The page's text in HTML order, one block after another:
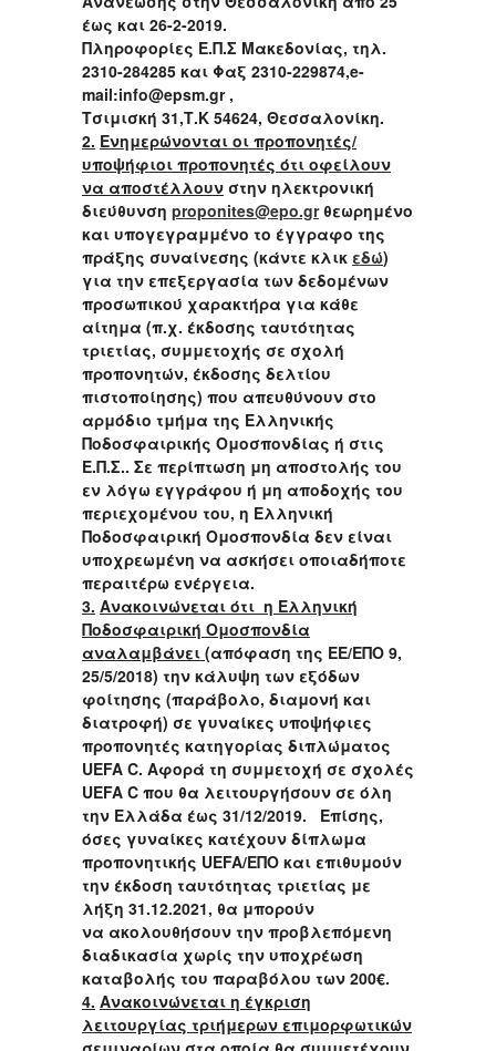
έως και 26-2-2019.
Πληροφορίες Ε.Π.Σ Μακεδονίας, τηλ.
2310-284285 και Φαξ 2310-229874,e-
mail:info@epsm.gr,
Τσιμισκή 31,Τ.Κ 54624, Θεσσαλονίκη.
2. Ενημερώνονται οι προπονητές/
υποψήφιοι προπονητές ότι οφείλουν
να αποστέλλουν στην ηλεκτρονική
διεύθυνση proponites@epo.grθεωρημένο
και υπογεγραμμένο το έγγραφο της
πράξης συναίνεσης (κάντε κλικ εδώ)
για την επεξεργασία των δεδομένων
προσωπικού χαρακτήρα για κάθε
αίτημα (π.χ. έκδοσης ταυτότητας
τριετίας, συμμετοχής σε σχολή
προπονητών, έκδοσης δελτίου
πιστοποίησης) που απευθύνουν στο
αρμόδιο τμήμα της Ελληνικής
Ποδοσφαιρικής Ομοσπονδίας ή στις
Ε.Π.Σ.. Σε περίπτωση μη αποστολής του
εν λόγω εγγράφου ή μη αποδοχής του
περιεχομένου του, η Ελληνική
Ποδοσφαιρική Ομοσπονδία δεν είναι
υποχρεωμένη να ασκήσει οποιαδήποτε
περαιτέρω ενέργεια.
3. Ανακοινώνεται ότι η Ελληνική
Ποδοσφαιρική Ομοσπονδία
αναλαμβάνει (απόφαση της ΕΕ/ΕΠΟ 9,
25/5/2018) την κάλυψη των εξόδων
φοίτησης (παράβολο, διαμονή και
διατροφή) σε γυναίκες υποψήφιες
προπονητές κατηγορίας διπλώματος
UEFA C. Αφορά τη συμμετοχή σε σχολές
UEFA C που θα λειτουργήσουν σε όλη
την Ελλάδα έως 31/12/2019. Επίσης,
όσες γυναίκες κατέχουν δίπλωμα
προπονητικής UEFA/ΕΠΟ και επιθυμούν
την έκδοση ταυτότητας τριετίας με
λήξη 31.12.2021, θα μπορούν
να ακολουθήσουν την προβλεπόμενη
διαδικασία χωρίς την υποχρέωση
καταβολής του παραβόλου των 200€.
4. Ανακοινώνεται η έγκριση
λειτουργίας τριήμερων επιμορφωτικών